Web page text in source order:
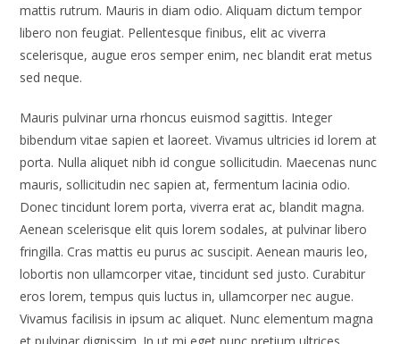
mattis rutrum. Mauris in diam odio. Aliquam dictum tempor
libero non feugiat. Pellentesque finibus, elit ac viverra
scelerisque, augue eros semper enim, nec blandit erat metus
sed neque.
Mauris pulvinar urna rhoncus euismod sagittis. Integer
bibendum vitae sapien et laoreet. Vivamus ultricies id lorem at
porta. Nulla aliquet nibh id congue sollicitudin. Maecenas nunc
mauris, sollicitudin nec sapien at, fermentum lacinia odio.
Donec tincidunt lorem porta, viverra erat ac, blandit magna.
Aenean scelerisque elit quis lorem sodales, at pulvinar libero
fringilla. Cras mattis eu purus ac suscipit. Aenean mauris leo,
lobortis non ullamcorper vitae, tincidunt sed justo. Curabitur
eros lorem, tempus quis luctus in, ullamcorper nec augue.
Vivamus facilisis in ipsum ac aliquet. Nunc elementum magna